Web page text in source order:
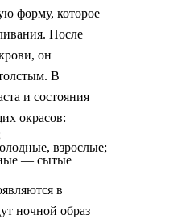
форму, которое
После
он
В
и состояния
окрасов:
взрослые;
— сытые
в
ночной образ